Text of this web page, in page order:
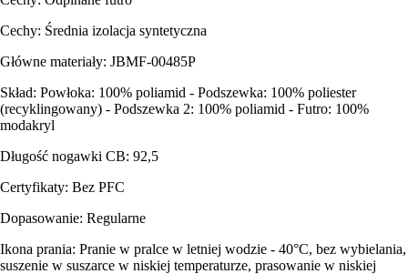
Cechy: Średnia izolacja syntetyczna
Główne materiały: JBMF-00485P
Skład: Powłoka: 100% poliamid - Podszewka: 100% poliester
(recyklingowany) - Podszewka 2: 100% poliamid - Futro: 100%
modakryl
Długość nogawki CB: 92,5
Certyfikaty: Bez PFC
Dopasowanie: Regularne
Ikona prania: Pranie w pralce w letniej wodzie - 40°C, bez wybielania,
suszenie w suszarce w niskiej temperaturze, prasowanie w niskiej